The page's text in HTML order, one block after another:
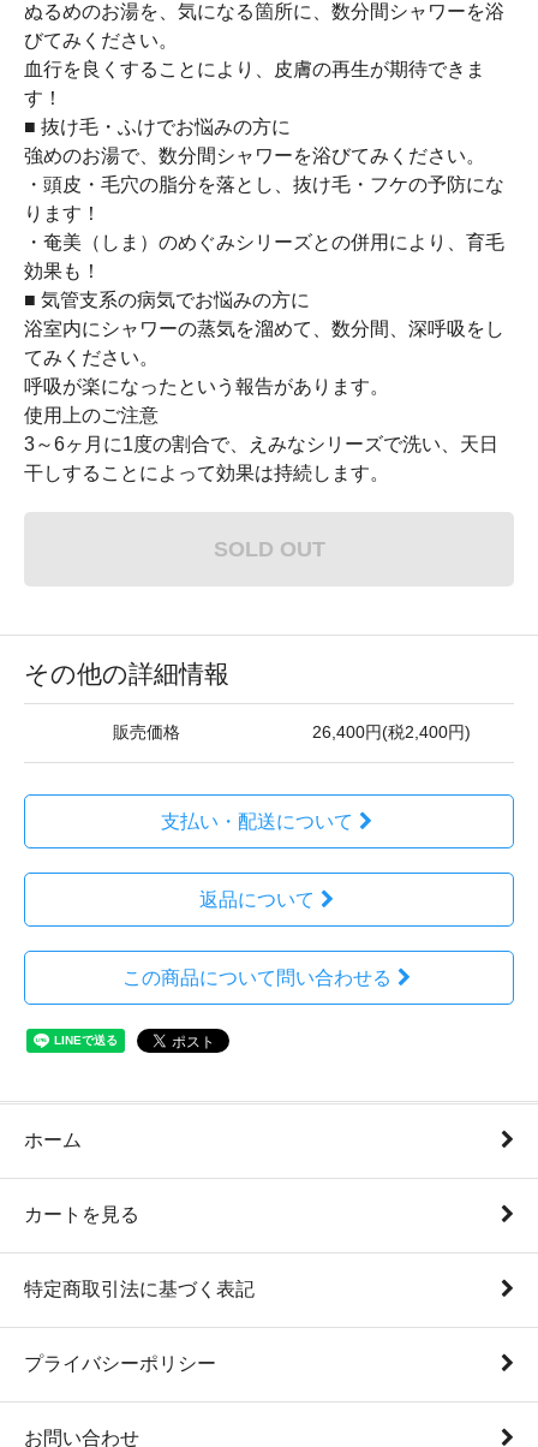
ぬるめのお湯を、気になる箇所に、数分間シャワーを浴
びてみください。
血行を良くすることにより、皮膚の再生が期待できま
す！
■ 抜け毛・ふけでお悩みの方に
強めのお湯で、数分間シャワーを浴びてみください。
・頭皮・毛穴の脂分を落とし、抜け毛・フケの予防にな
ります！
・奄美（しま）のめぐみシリーズとの併用により、育毛
効果も！
■ 気管支系の病気でお悩みの方に
浴室内にシャワーの蒸気を溜めて、数分間、深呼吸をし
てみください。
呼吸が楽になったという報告があります。
使用上のご注意
3～6ヶ月に1度の割合で、えみなシリーズで洗い、天日
干しすることによって効果は持続します。
SOLD OUT
その他の詳細情報
販売価格 26,400円(税2,400円)
支払い・配送について
返品について
この商品について問い合わせる
ホーム
カートを見る
特定商取引法に基づく表記
プライバシーポリシー
お問い合わせ